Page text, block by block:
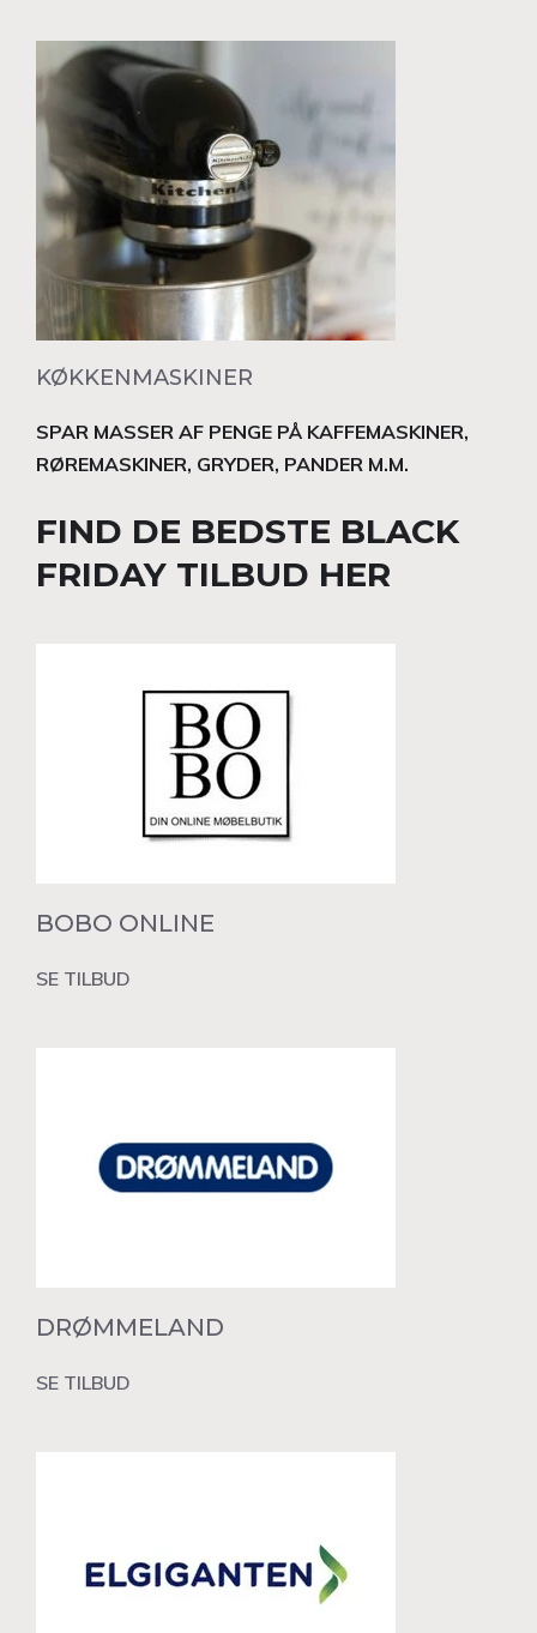
KØKKENMASKINER
SPAR MASSER AF PENGE PÅ KAFFEMASKINER,
RØREMASKINER, GRYDER, PANDER M.M.
FIND DE BEDSTE BLACK
FRIDAY TILBUD HER
BOBO ONLINE
SE TILBUD
DRØMMELAND
SE TILBUD